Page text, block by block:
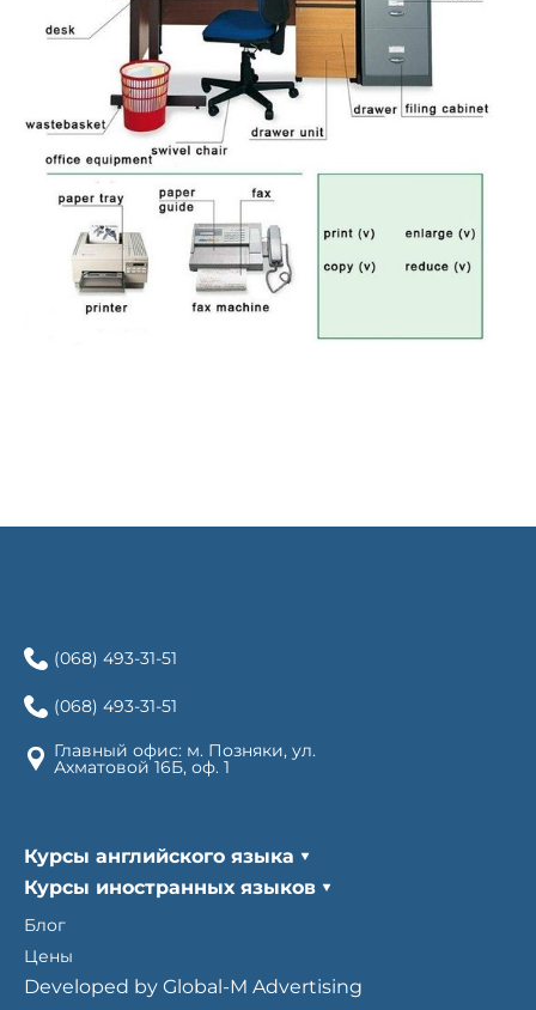
(068) 493-31-51
(068) 493-31-51
Главный офис: м. Позняки, ул.
Ахматовой 16Б, оф. 1
Курсы английского языка
Курсы иностранных языков
Блог
Цены
Developed by Global-M Advertising